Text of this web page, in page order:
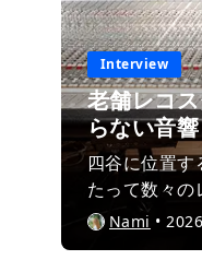
Interview
老舗レコ
らない音
四谷に位置
たって数々の
す。そんな
Nami •